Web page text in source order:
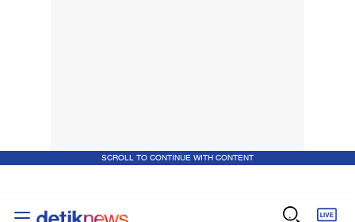
SCROLL TO CONTINUE WITH CONTENT